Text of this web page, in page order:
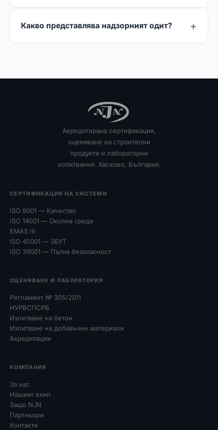
Какво представлява надзорният одит?
Акредитирана сертификация,
оценяване на строителни
продукти и лабораторни
изпитвания. Хасково, България.
СЕРТИФИКАЦИЯ НА СИСТЕМИ
ISO 9001 — Качество
ISO 14001 — Околна среда
EMAS III
ISO 45001 — ЗБУТ
ISO 39001 — Пътна безопасност
ОЦЕНЯВАНЕ И ЛАБОРАТОРИЯ
Регламент № 305/2011
НУРВСПСРБ
Изпитване на бетон
Изпитване на добавъчни материали
Акредитации
КОМПАНИЯ
За нас
Нашият екип
Защо NJN
Партньори
Контакти